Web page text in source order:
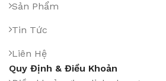
Sản Phẩm
Tin Tức
Liên Hệ
Quy Định & Điều Khoản